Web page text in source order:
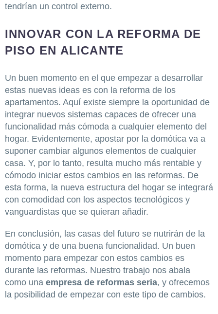
tendrían un control externo.
INNOVAR CON LA REFORMA DE
PISO EN ALICANTE
Un buen momento en el que empezar a desarrollar
estas nuevas ideas es con la reforma de los
apartamentos. Aquí existe siempre la oportunidad de
integrar nuevos sistemas capaces de ofrecer una
funcionalidad más cómoda a cualquier elemento del
hogar. Evidentemente, apostar por la domótica va a
suponer cambiar algunos elementos de cualquier
casa. Y, por lo tanto, resulta mucho más rentable y
cómodo iniciar estos cambios en las reformas. De
esta forma, la nueva estructura del hogar se integrará
con comodidad con los aspectos tecnológicos y
vanguardistas que se quieran añadir.
En conclusión, las casas del futuro se nutrirán de la
domótica y de una buena funcionalidad. Un buen
momento para empezar con estos cambios es
durante las reformas. Nuestro trabajo nos abala
como una empresa de reformas seria, y ofrecemos
la posibilidad de empezar con este tipo de cambios.